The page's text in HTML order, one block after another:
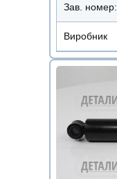
Зав. номер:
Виробник